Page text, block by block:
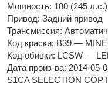
Мощность: 180 (245 л.с.)
Привод: Задний привод
Трансмиссия:
Код краски: B39 —
Код обивки: LCSW —
Дата произ-ва: 2014-05-
S1CA SELECTION COP